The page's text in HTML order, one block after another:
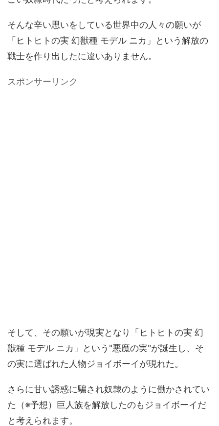
そんな辛い思いをしている世界中の人々の願いが
「ヒトヒトの実 幻獣種 モデル ニカ」という解放の
戦士を作り出したに違いありません。
スポンサーリンク
そして、その願いが現実となり「ヒトヒトの実 幻
獣種 モデル ニカ」という"悪魔の実"が誕生し、そ
の実に選ばれた人物ジョイボーイが現れた。
さらに甘い誘惑に騙され奴隷のように働かされてい
た（※予想）巨人族を解放したのもジョイボーイだ
と考えられます。